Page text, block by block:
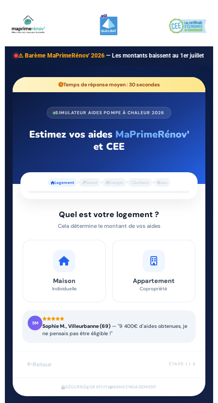
⚠️ Barème MaPrimeRénov' 2026 — Les montants baissent au 1er juillet
Temps de réponse moyen : 30 secondes
SIMULATEUR AIDES POMPE À CHALEUR 2026
Estimez vos aides MaPrimeRénov'
et CEE
Logement Statut Énergie Surface Lieu
Quel est votre logement ?
Cela détermine le montant de vos aides
Maison
Individuelle
Appartement
Copropriété
SM
Sophie M., Villeurbanne (69) — "9 400€ d'aides obtenues, je
ne pensais pas être éligible !"
Retour ÉTAPE 1 / 5
SÉCURISÉ GRATUIT SANS ENGAGEMENT